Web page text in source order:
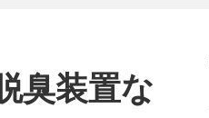
臭装置な